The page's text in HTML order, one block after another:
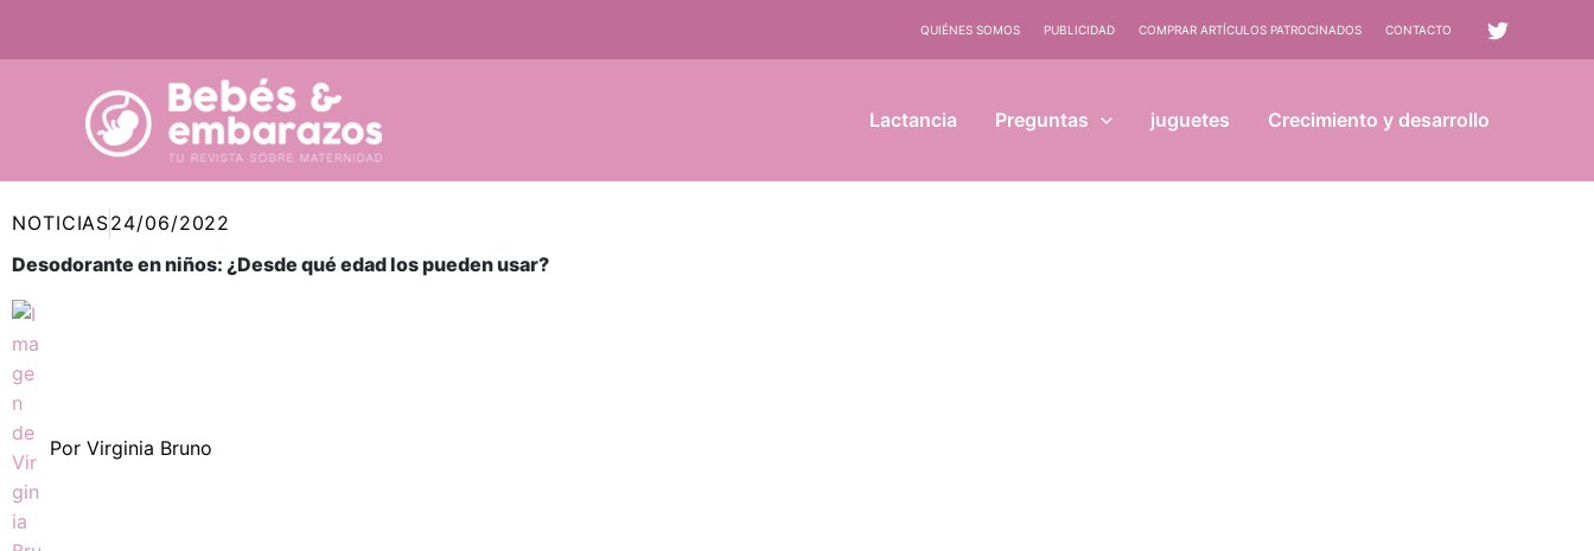
QUIÉNES SOMOS PUBLICIDAD COMPRAR ARTÍCULOS PATROCINADOS CONTACTO
Lactancia Preguntas juguetes Crecimiento y desarrollo
NOTICIAS24/06/2022
Desodorante en niños: ¿Desde qué edad los pueden usar?
Por Virginia Bruno